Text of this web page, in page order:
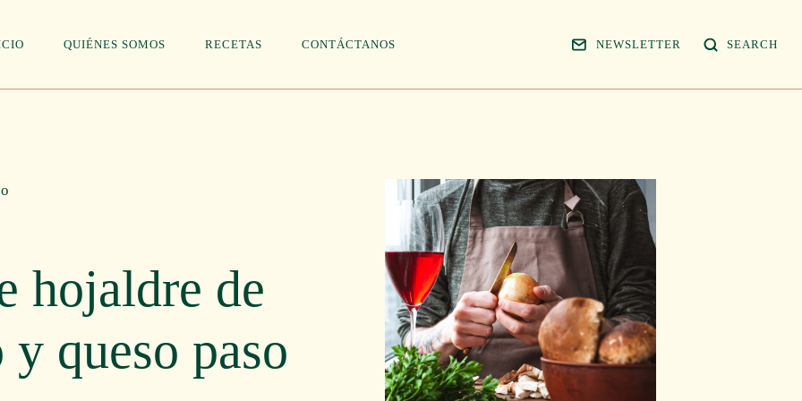
QUIÉNES SOMOS RECETAS CONTÁCTANOS NEWSLETTER SEARCH
hojaldre de
queso paso